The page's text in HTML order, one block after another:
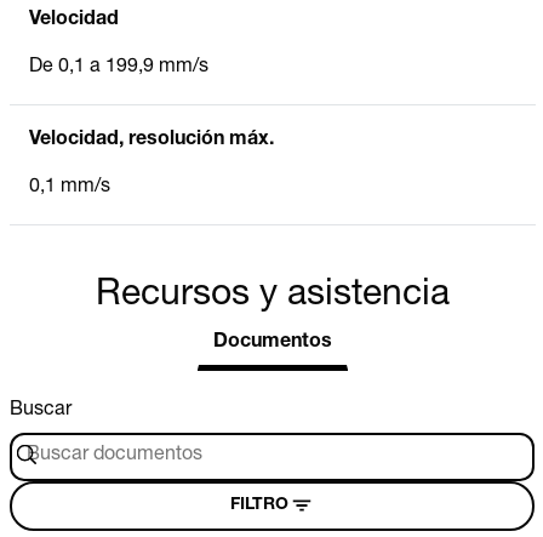
Velocidad
De 0,1 a 199,9 mm/s
Velocidad, resolución máx.
0,1 mm/s
Recursos y asistencia
Documentos
Buscar
FILTRO